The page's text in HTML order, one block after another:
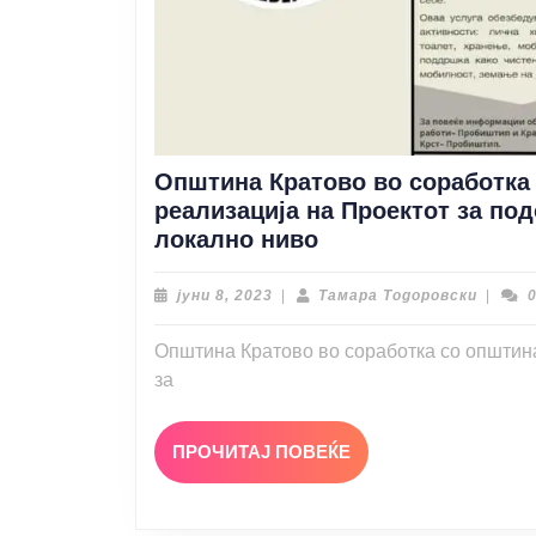
Општина Кратово во
реализација на Проектот за
локално нивоОпштина
во
со
е
во
јуни 8, 2023јуни
| Тамара Тодоровски Тамара
|
Општина Кратово во соработка со
за
ПРОЧИТАЈ ПОВЕЌЕ ПРОЧИТАЈ
ПОВЕЌЕ